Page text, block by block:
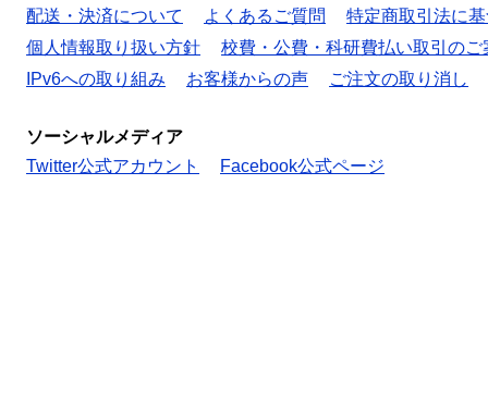
配送・決済について
よくあるご質問
特定商取引法に
個人情報取り扱い方針
校費・公費・科研費払い取引のご
IPv6への取り組み
お客様からの声 ご注文の取り消し
ソーシャルメディア
Twitter公式アカウント
Facebook公式ページ